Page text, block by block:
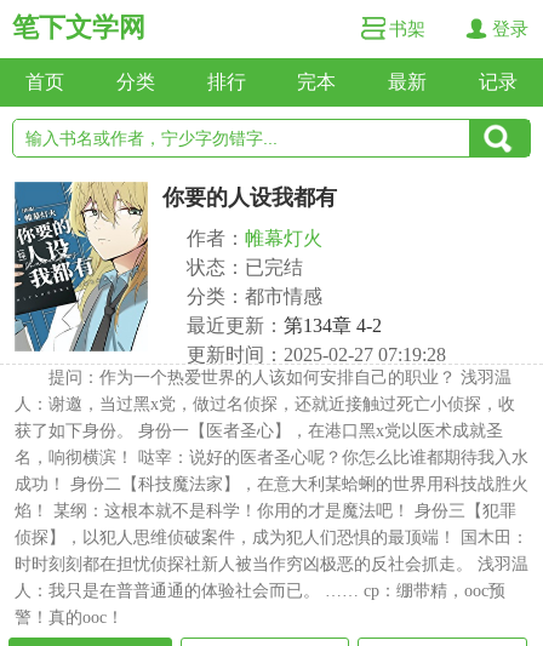
笔下文学网 书架 登录
首页 分类 排行 完本 最新 记录
你要的人设我都有
作者： 帷幕灯火
状态：已完结
分类：都市情感
最近更新： 第134章 4-2
更新时间：2025-02-27 07:19:28
提问：作为一个热爱世界的人该如何安排自己的职业？ 浅羽温
人：谢邀，当过黑x党，做过名侦探，还就近接触过死亡小侦探，收
获了如下身份。 身份一【医者圣心】，在港口黑x党以医术成就圣
名，响彻横滨！ 哒宰：说好的医者圣心呢？你怎么比谁都期待我入水
成功！ 身份二【科技魔法家】，在意大利某蛤蜊的世界用科技战胜火
焰！ 某纲：这根本就不是科学！你用的才是魔法吧！ 身份三【犯罪
侦探】，以犯人思维侦破案件，成为犯人们恐惧的最顶端！ 国木田：
时时刻刻都在担忧侦探社新人被当作穷凶极恶的反社会抓走。 浅羽温
人：我只是在普普通通的体验社会而已。 …… cp：绷带精，ooc预
警！真的ooc！